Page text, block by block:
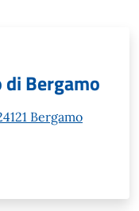
di Bergamo
Bergamo